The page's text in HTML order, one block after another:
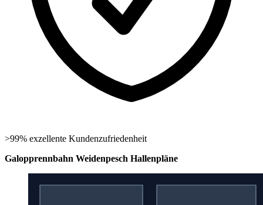
>99% exzellente Kundenzufriedenheit
Galopprennbahn Weidenpesch Hallenpläne